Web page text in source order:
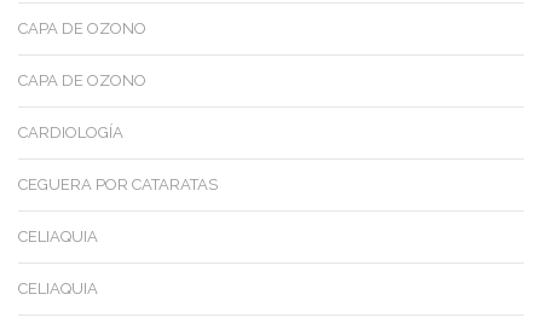
CAPA DE OZONO
CAPA DE OZONO
CARDIOLOGÍA
CEGUERA POR CATARATAS
CELIAQUIA
CELIAQUIA